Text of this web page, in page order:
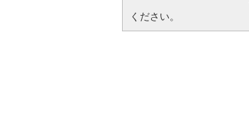
ください。